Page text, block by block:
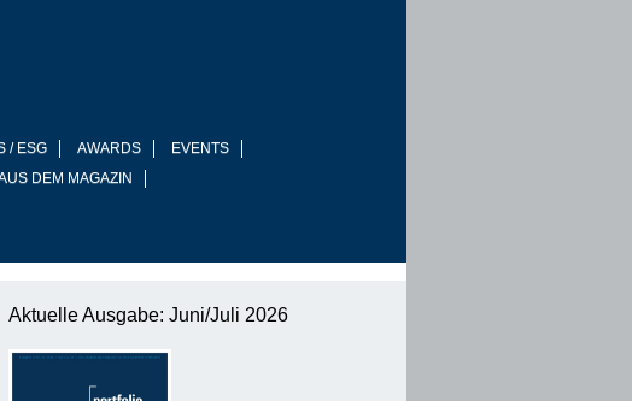
/ ESG AWARDS
EVENTS
DEM MAGAZIN
Aktuelle Ausgabe: Juni/Juli 2026